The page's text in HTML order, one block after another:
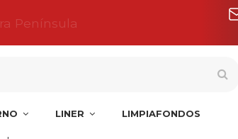
Península
LINER LIMPIAFONDOS